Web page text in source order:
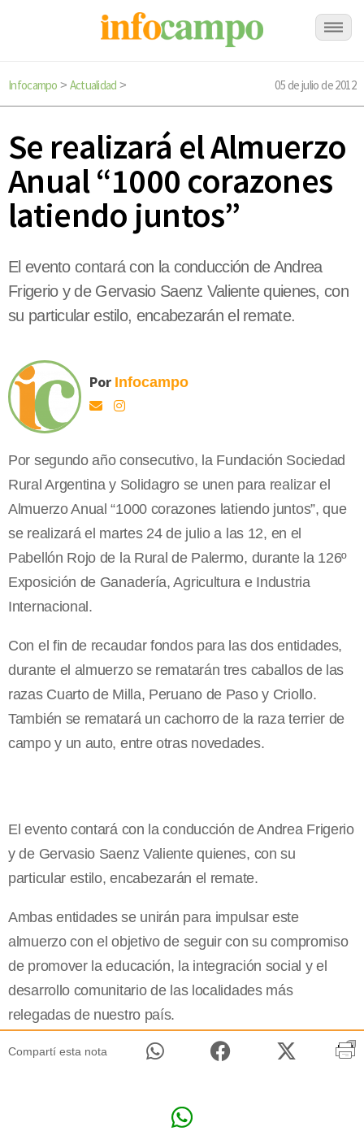
Infocampo > Actualidad > 05 de julio de 2012
Se realizará el Almuerzo
Anual “1000 corazones
latiendo juntos”
El evento contará con la conducción de Andrea
Frigerio y de Gervasio Saenz Valiente quienes, con
su particular estilo, encabezarán el remate.
Por Infocampo
Por segundo año consecutivo, la Fundación Sociedad
Rural Argentina y Solidagro se unen para realizar el
Almuerzo Anual “1000 corazones latiendo juntos”, que
se realizará el martes 24 de julio a las 12, en el
Pabellón Rojo de la Rural de Palermo, durante la 126º
Exposición de Ganadería, Agricultura e Industria
Internacional.
Con el fin de recaudar fondos para las dos entidades,
durante el almuerzo se rematarán tres caballos de las
razas Cuarto de Milla, Peruano de Paso y Criollo.
También se rematará un cachorro de la raza terrier de
campo y un auto, entre otras novedades.
El evento contará con la conducción de Andrea Frigerio
y de Gervasio Saenz Valiente quienes, con su
particular estilo, encabezarán el remate.
Ambas entidades se unirán para impulsar este
almuerzo con el objetivo de seguir con su compromiso
de promover la educación, la integración social y el
desarrollo comunitario de las localidades más
relegadas de nuestro país.
Compartí esta nota